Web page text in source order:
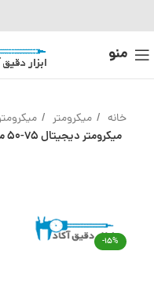
منو
خانه میکرومتر
-15%